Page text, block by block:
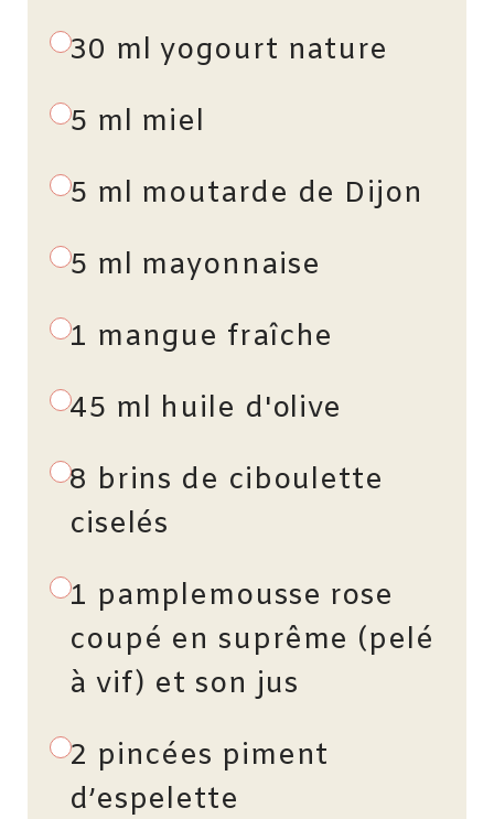
30 ml yogourt nature
5 ml miel
5 ml moutarde de Dijon
5 ml mayonnaise
1 mangue fraîche
45 ml huile d'olive
8 brins de ciboulette
ciselés
1 pamplemousse rose
coupé en suprême (pelé
à vif) et son jus
2 pincées piment
d’espelette